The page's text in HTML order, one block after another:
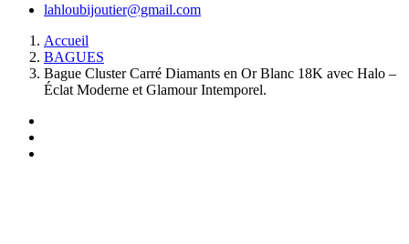
lahloubijoutier@gmail.com
Accueil
BAGUES
Bague Cluster Carré Diamants en Or Blanc 18K avec Halo –
Éclat Moderne et Glamour Intemporel.